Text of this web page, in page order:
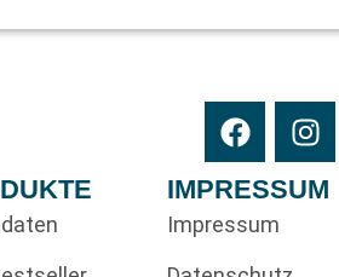
IMPRESSUM
Impressum